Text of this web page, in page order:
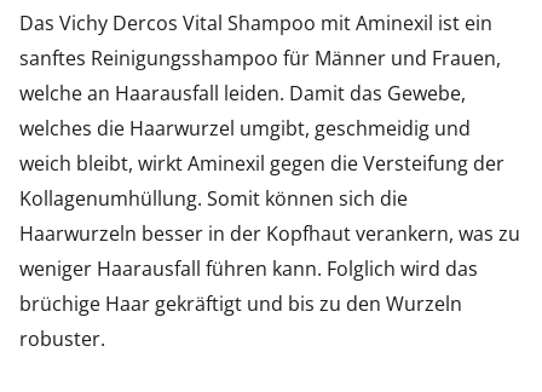
Das Vichy Dercos Vital Shampoo mit Aminexil ist ein
sanftes Reinigungsshampoo für Männer und Frauen,
welche an Haarausfall leiden. Damit das Gewebe,
welches die Haarwurzel umgibt, geschmeidig und
weich bleibt, wirkt Aminexil gegen die Versteifung der
Kollagenumhüllung. Somit können sich die
Haarwurzeln besser in der Kopfhaut verankern, was zu
weniger Haarausfall führen kann. Folglich wird das
brüchige Haar gekräftigt und bis zu den Wurzeln
robuster.